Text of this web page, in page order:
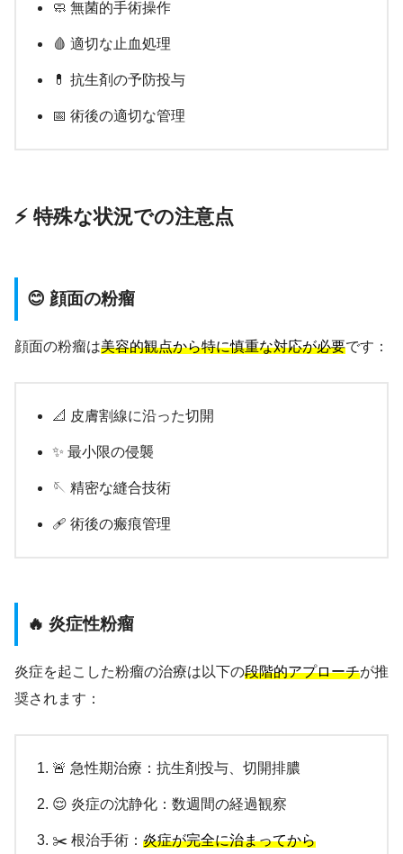
🧼 無菌的手術操作
🩸 適切な止血処理
💊 抗生剤の予防投与
📅 術後の適切な管理
⚡ 特殊な状況での注意点
😊 顔面の粉瘤
顔面の粉瘤は美容的観点から特に慎重な対応が必要です：
📐 皮膚割線に沿った切開
✨ 最小限の侵襲
🪡 精密な縫合技術
🩹 術後の瘢痕管理
🔥 炎症性粉瘤
炎症を起こした粉瘤の治療は以下の段階的アプローチが推
奨されます：
🚨 急性期治療：抗生剤投与、切開排膿
😌 炎症の沈静化：数週間の経過観察
✂️ 根治手術： 炎症が完全に治まってから